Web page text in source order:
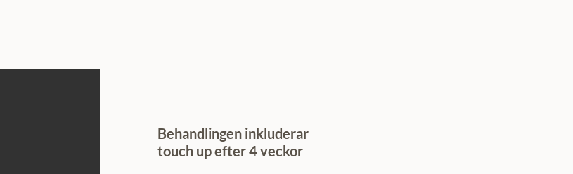
Behandlingen inkluderar
touch up efter 4 veckor